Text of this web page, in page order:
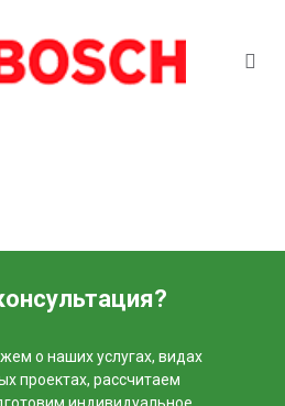
о наших услугах, видах
проектах, рассчитаем
индивидуальное